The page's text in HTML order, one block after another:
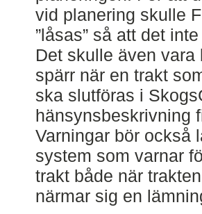
vid planering skulle
”låsas” så att det
Det skulle även
spärr när en trakt
ska slutföras i
hänsynsbeskrivning
Varningar bör också
system som varnar
trakt både när
närmar sig en